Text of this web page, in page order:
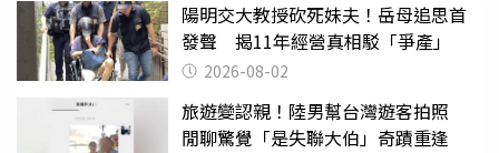
陽明交大教授砍死妹夫！岳母追思首
發聲 揭11年經營真相駁「爭產」
2026-08-02
旅遊變認親！陸男幫台灣遊客拍照
閒聊驚覺「是失聯大伯」奇蹟重逢